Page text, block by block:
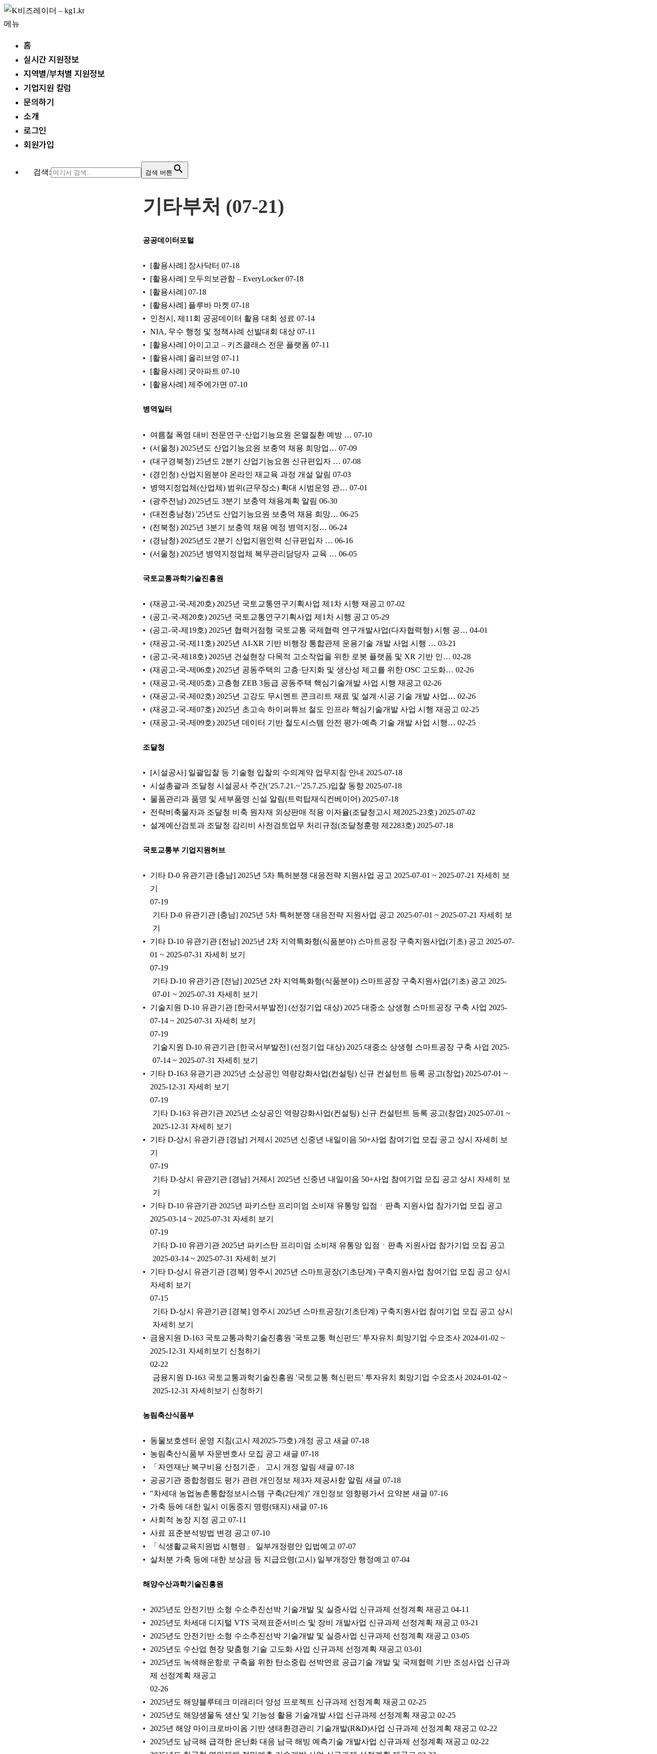
메뉴
홈
실시간 지원정보
지역별/부처별 지원정보
기업지원 칼럼
문의하기
소개
로그인
회원가입
검색: 검색 버튼
기타부처 (07-21)
공공데이터포털
[활용사례] 장사닥터 07-18
[활용사례] 모두의보관함 – EveryLocker 07-18
[활용사례] 07-18
[활용사례] 플루바 마켓 07-18
인천시, 제11회 공공데이터 활용 대회 성료 07-14
NIA, 우수 행정 및 정책사례 선발대회 대상 07-11
[활용사례] 아이고고 – 키즈클래스 전문 플랫폼 07-11
[활용사례] 올리브영 07-11
[활용사례] 굿아파트 07-10
[활용사례] 제주에가면 07-10
병역일터
여름철 폭염 대비 전문연구·산업기능요원 온열질환 예방 … 07-10
(서울청) 2025년도 산업기능요원 보충역 채용 희망업… 07-09
(대구경북청) 25년도 2분기 산업기능요원 신규편입자 … 07-08
(경인청) 산업지원분야 온라인 재교육 과정 개설 알림 07-03
병역지정업체(산업체) 범위(근무장소) 확대 시범운영 관… 07-01
(광주전남) 2025년도 3분기 보충역 채용계획 알림 06-30
(대전충남청) '25년도 산업기능요원 보충역 채용 희망… 06-25
(전북청) 2025년 3분기 보충역 채용 예정 병역지정… 06-24
(경남청) 2025년도 2분기 산업지원인력 신규편입자 … 06-16
(서울청) 2025년 병역지정업체 복무관리담당자 교육 … 06-05
국토교통과학기술진흥원
(재공고-국-제20호) 2025년 국토교통연구기획사업 제1차 시행 재공고 07-02
(공고-국-제20호) 2025년 국토교통연구기획사업 제1차 시행 공고 05-29
(공고-국-제19호) 2025년 협력거점형 국토교통 국제협력 연구개발사업(다자협력형) 시행 공… 04-01
(재공고-국-제11호) 2025년 AI-XR 기반 비행장 통합관제 운용기술 개발 사업 시행 … 03-21
(공고-국-제18호) 2025년 건설현장 다목적 고소작업을 위한 로봇 플랫폼 및 XR 기반 인… 02-28
(재공고-국-제06호) 2025년 공동주택의 고층·단지화 및 생산성 제고를 위한 OSC 고도화… 02-26
(재공고-국-제05호) 고층형 ZEB 3등급 공동주택 핵심기술개발 사업 시행 재공고 02-26
(재공고-국-제02호) 2025년 고강도 무시멘트 콘크리트 재료 및 설계·시공 기술 개발 사업… 02-26
(재공고-국-제07호) 2025년 초고속 하이퍼튜브 철도 인프라 핵심기술개발 사업 시행 재공고 02-25
(재공고-국-제09호) 2025년 데이터 기반 철도시스템 안전 평가·예측 기술 개발 사업 시행… 02-25
조달청
[시설공사] 일괄입찰 등 기술형 입찰의 수의계약 업무지침 안내 2025-07-18
시설총괄과 조달청 시설공사 주간(’25.7.21.~’25.7.25.)입찰 동향 2025-07-18
물품관리과 품명 및 세부품명 신설 알림(트럭탑재식컨베이어) 2025-07-18
전략비축물자과 조달청 비축 원자재 외상판매 적용 이자율(조달청고시 제2025-23호) 2025-07-02
설계예산검토과 조달청 감리비 사전검토업무 처리규정(조달청훈령 제2283호) 2025-07-18
국토교통부 기업지원허브
기타 D-0 유관기관 [충남] 2025년 5차 특허분쟁 대응전략 지원사업 공고 2025-07-01 ~ 2025-07-21 자세히 보
기
07-19
기타 D-0 유관기관 [충남] 2025년 5차 특허분쟁 대응전략 지원사업 공고 2025-07-01 ~ 2025-07-21 자세히 보
기
기타 D-10 유관기관 [전남] 2025년 2차 지역특화형(식품분야) 스마트공장 구축지원사업(기초) 공고 2025-07-
01 ~ 2025-07-31 자세히 보기
07-19
기타 D-10 유관기관 [전남] 2025년 2차 지역특화형(식품분야) 스마트공장 구축지원사업(기초) 공고 2025-
07-01 ~ 2025-07-31 자세히 보기
기술지원 D-10 유관기관 [한국서부발전] (선정기업 대상) 2025 대중소 상생형 스마트공장 구축 사업 2025-
07-14 ~ 2025-07-31 자세히 보기
07-19
기술지원 D-10 유관기관 [한국서부발전] (선정기업 대상) 2025 대중소 상생형 스마트공장 구축 사업 2025-
07-14 ~ 2025-07-31 자세히 보기
기타 D-163 유관기관 2025년 소상공인 역량강화사업(컨설팅) 신규 컨설턴트 등록 공고(창업) 2025-07-01 ~
2025-12-31 자세히 보기
07-19
기타 D-163 유관기관 2025년 소상공인 역량강화사업(컨설팅) 신규 컨설턴트 등록 공고(창업) 2025-07-01 ~
2025-12-31 자세히 보기
기타 D-상시 유관기관 [경남] 거제시 2025년 신중년 내일이음 50+사업 참여기업 모집 공고 상시 자세히 보
기
07-19
기타 D-상시 유관기관 [경남] 거제시 2025년 신중년 내일이음 50+사업 참여기업 모집 공고 상시 자세히 보
기
기타 D-10 유관기관 2025년 파키스탄 프리미엄 소비재 유통망 입점ㆍ판촉 지원사업 참가기업 모집 공고
2025-03-14 ~ 2025-07-31 자세히 보기
07-19
기타 D-10 유관기관 2025년 파키스탄 프리미엄 소비재 유통망 입점ㆍ판촉 지원사업 참가기업 모집 공고
2025-03-14 ~ 2025-07-31 자세히 보기
기타 D-상시 유관기관 [경북] 영주시 2025년 스마트공장(기초단계) 구축지원사업 참여기업 모집 공고 상시
자세히 보기
07-15
기타 D-상시 유관기관 [경북] 영주시 2025년 스마트공장(기초단계) 구축지원사업 참여기업 모집 공고 상시
자세히 보기
금융지원 D-163 국토교통과학기술진흥원 '국토교통 혁신펀드' 투자유치 희망기업 수요조사 2024-01-02 ~
2025-12-31 자세히보기 신청하기
02-22
금융지원 D-163 국토교통과학기술진흥원 '국토교통 혁신펀드' 투자유치 희망기업 수요조사 2024-01-02 ~
2025-12-31 자세히보기 신청하기
농림축산식품부
동물보호센터 운영 지침(고시 제2025-75호) 개정 공고 새글 07-18
농림축산식품부 자문변호사 모집 공고 새글 07-18
「자연재난 복구비용 산정기준」 고시 개정 알림 새글 07-18
공공기관 종합청렴도 평가 관련 개인정보 제3자 제공사항 알림 새글 07-18
"차세대 농업농촌통합정보시스템 구축(2단계)" 개인정보 영향평가서 요약본 새글 07-16
가축 등에 대한 일시 이동중지 명령(돼지) 새글 07-16
사회적 농장 지정 공고 07-11
사료 표준분석방법 변경 공고 07-10
「식생활교육지원법 시행령」 일부개정령안 입법예고 07-07
살처분 가축 등에 대한 보상금 등 지급요령(고시) 일부개정안 행정예고 07-04
해양수산과학기술진흥원
2025년도 안전기반 소형 수소추진선박 기술개발 및 실증사업 신규과제 선정계획 재공고 04-11
2025년도 차세대 디지털 VTS 국제표준서비스 및 장비 개발사업 신규과제 선정계획 재공고 03-21
2025년도 안전기반 소형 수소추진선박 기술개발 및 실증사업 신규과제 선정계획 재공고 03-05
2025년도 수산업 현장 맞춤형 기술 고도화 사업 신규과제 선정계획 재공고 03-01
2025년도 녹색해운항로 구축을 위한 탄소중립 선박연료 공급기술 개발 및 국제협력 기반 조성사업 신규과
제 선정계획 재공고
02-26
2025년도 해양블루테크 미래리더 양성 프로젝트 신규과제 선정계획 재공고 02-25
2025년도 해양생물독 생산 및 기능성 활용 기술개발 사업 신규과제 선정계획 재공고 02-25
2025년 해양 마이크로바이옴 기반 생태환경관리 기술개발(R&D)사업 신규과제 선정계획 재공고 02-22
2025년도 남극해 급격한 온난화 대응 남극 해빙 예측기술 개발사업 신규과제 선정계획 재공고 02-22